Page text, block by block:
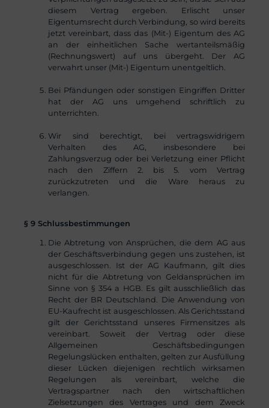
diesem Vertrag ergeben. Erlischt unser
Eigentumsrecht durch Verbindung, so wird bereits
jetzt vereinbart, dass das (Mit-) Eigentum des AG
an der einheitlichen Sache wertanteilsmäßig
(Rechnungswert) auf uns übergeht. Der AG
verwahrt unser (Mit-) Eigentum unentgeltlich.
Bei Pfändungen oder sonstigen Eingriffen Dritter
hat der AG uns umgehend schriftlich zu
unterrichten.
Wir sind berechtigt, bei vertragswidrigem
Verhalten des AG, insbesondere bei
Zahlungsverzug oder bei Verletzung einer Pflicht
nach den Ziffern 2. bis 5. vom Vertrag
zurückzutreten und die Ware heraus zu
verlangen.
§ 9 Schlussbestimmungen
Die Abtretung von Ansprüchen, die dem AG aus
der Geschäftsverbindung gegen uns zustehen, ist
ausgeschlossen. Ist der AG Kaufmann, gilt dies
nicht für die Abtretung von Geldansprüchen im
Sinne von § 354 a HGB. Es gilt ausschließlich das
Recht der BR Deutschland. Die Anwendung von
EU-Kaufrecht ist ausgeschlossen. Als Gerichtsstand
gilt der Gerichtsstand unseres Firmensitzes als
vereinbart. Soweit der Vertrag oder diese
Allgemeinen Geschäftsbedingungen
Regelungslücken enthalten, gelten zur Ausfüllung
dieser Lücken diejenigen rechtlich wirksamen
Regelungen als vereinbart, welche die
Vertragspartner nach den wirtschaftlichen
Zielsetzungen des Vertrages und dem Zweck